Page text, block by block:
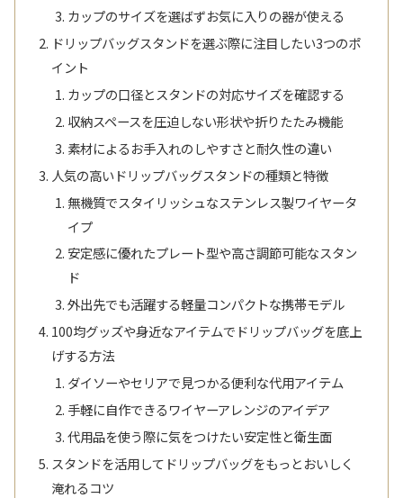
カップのサイズを選ばずお気に入りの器が使える
ドリップバッグスタンドを選ぶ際に注目したい3つのポ
イント
カップの口径とスタンドの対応サイズを確認する
収納スペースを圧迫しない形状や折りたたみ機能
素材によるお手入れのしやすさと耐久性の違い
人気の高いドリップバッグスタンドの種類と特徴
無機質でスタイリッシュなステンレス製ワイヤータ
イプ
安定感に優れたプレート型や高さ調節可能なスタン
ド
外出先でも活躍する軽量コンパクトな携帯モデル
100均グッズや身近なアイテムでドリップバッグを底上
げする方法
ダイソーやセリアで見つかる便利な代用アイテム
手軽に自作できるワイヤーアレンジのアイデア
代用品を使う際に気をつけたい安定性と衛生面
スタンドを活用してドリップバッグをもっとおいしく
淹れるコツ